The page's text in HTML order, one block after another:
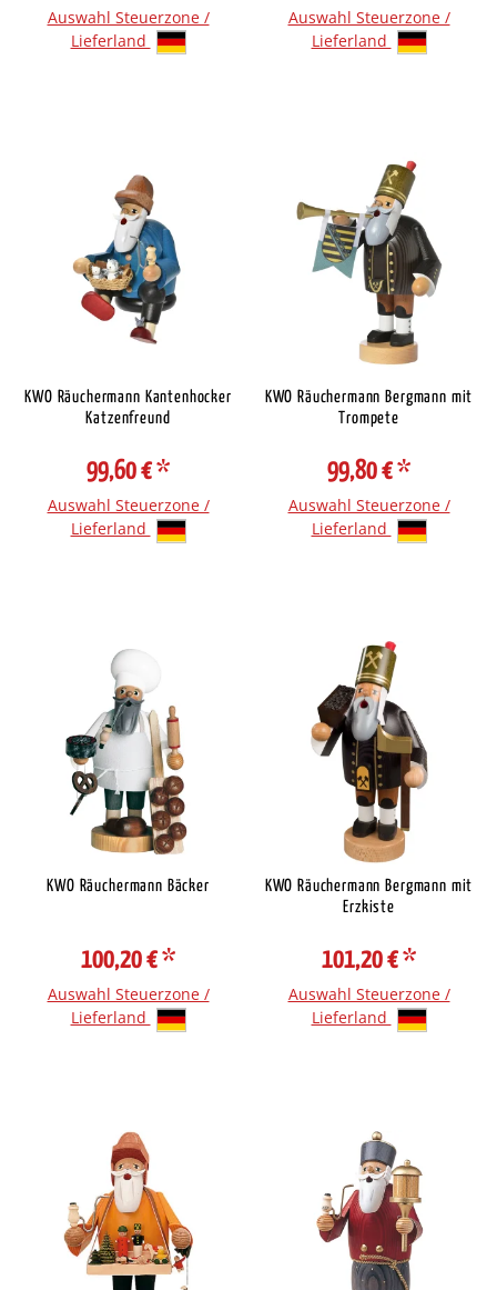
Auswahl Steuerzone /
Lieferland
Auswahl Steuerzone /
Lieferland
KWO Räuchermann Kantenhocker
Katzenfreund
99,60 €*
Auswahl Steuerzone /
Lieferland
KWO Räuchermann Bergmann mit
Trompete
99,80 €*
Auswahl Steuerzone /
Lieferland
KWO Räuchermann Bäcker
100,20 €*
Auswahl Steuerzone /
Lieferland
KWO Räuchermann Bergmann mit
Erzkiste
101,20 €*
Auswahl Steuerzone /
Lieferland